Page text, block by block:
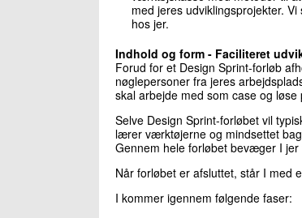
med jeres udviklingsprojekter.
hos jer.
Indhold og form - Faciliteret
Forud for et Design Sprint-forløb
nøglepersoner fra jeres
skal arbejde med som case og løse
Selve Design Sprint-forløbet vil
lærer værktøjerne og mindsettet bag
Gennem hele forløbet bevæger I
Når forløbet er afsluttet, står I med
I kommer igennem følgende faser: